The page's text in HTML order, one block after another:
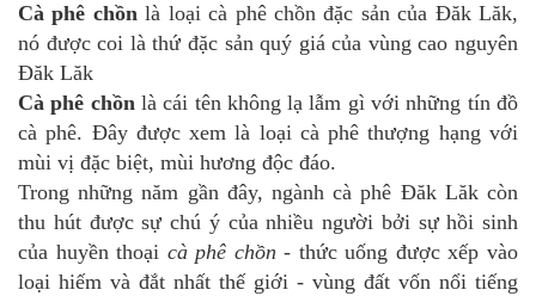
Cà phê chồnlà loại cà phê chồn đặc sản của Đăk Lăk,
nó được coi là thứ đặc sản quý giá của vùng cao nguyên
Đăk Lăk
Cà phê chồnlà cái tên không lạ lẫm gì với những tín đồ
cà phê. Đây được xem là loại cà phê thượng hạng với
mùi vị đặc biệt, mùi hương độc đáo.
Trong những năm gần đây, ngành cà phê Đăk Lăk còn
thu hút được sự chú ý của nhiều người bởi sự hồi sinh
của huyền thoại cà phê chồn - thức uống được xếp vào
loại hiếm và đắt nhất thế giới - vùng đất vốn nổi tiếng